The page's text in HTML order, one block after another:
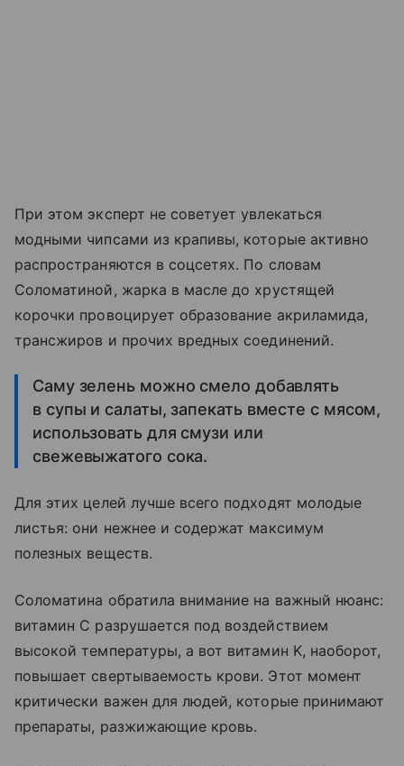
При этом эксперт не советует увлекаться
модными чипсами из крапивы, которые активно
распространяются в соцсетях. По словам
Соломатиной, жарка в масле до хрустящей
корочки провоцирует образование акриламида,
трансжиров и прочих вредных соединений.
Саму зелень можно смело добавлять
в супы и салаты, запекать вместе с мясом,
использовать для смузи или
свежевыжатого сока.
Для этих целей лучше всего подходят молодые
листья: они нежнее и содержат максимум
полезных веществ.
Соломатина обратила внимание на важный нюанс:
витамин C разрушается под воздействием
высокой температуры, а вот витамин K, наоборот,
повышает свертываемость крови. Этот момент
критически важен для людей, которые принимают
препараты, разжижающие кровь.